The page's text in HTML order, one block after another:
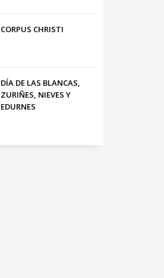
CORPUS CHRISTI
DÍA DE LAS BLANCAS,
ZURIÑES, NIEVES Y
EDURNES